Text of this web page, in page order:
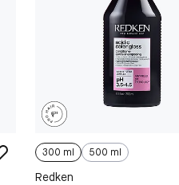
300 ml 500 ml
Redken